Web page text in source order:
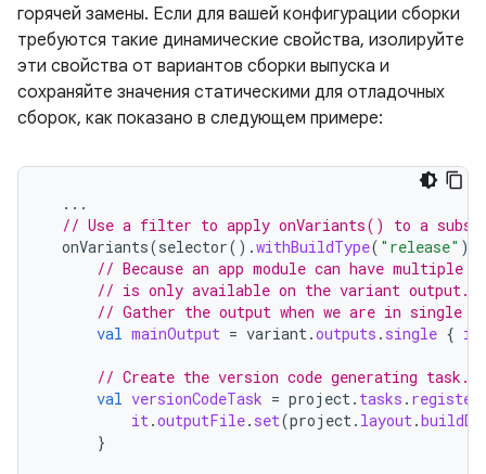
горячей замены. Если для вашей конфигурации сборки
требуются такие динамические свойства, изолируйте
эти свойства от вариантов сборки выпуска и
сохраняйте значения статическими для отладочных
сборок, как показано в следующем примере:
...
// Use a filter to apply onVariants() to a
onVariants(selector().withBuildType( "release" ))
// Because an app module can have multiple
// is only available on the variant output.
// Gather the output when we are in single
val mainOutput = variant.outputs . single { it
// Create the version code generating task.
val versionCodeTask = project. tasks . register
it.outputFile. set(project. layout.
}